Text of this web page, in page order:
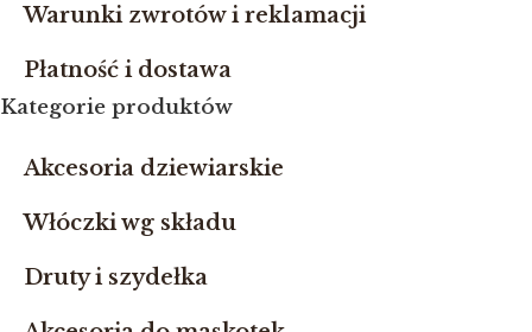
Warunki zwrotów i reklamacji
Płatność i dostawa
Kategorie produktów
Akcesoria dziewiarskie
Włóczki wg składu
Druty i szydełka